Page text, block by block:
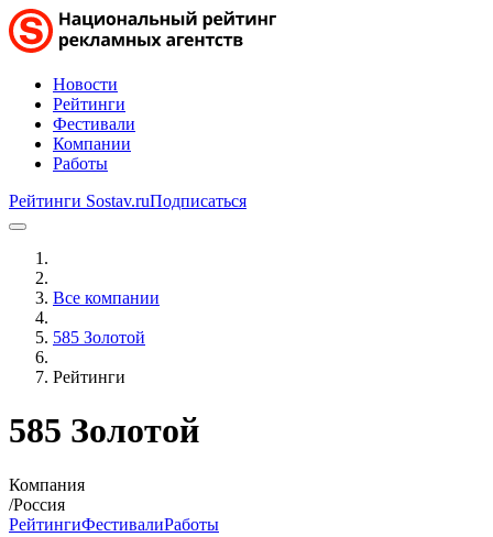
Новости
Рейтинги
Фестивали
Компании
Работы
Рейтинги Sostav.ruПодписаться
Все компании
585 Золотой
Рейтинги
585 Золотой
Компания
/Россия
РейтингиФестивалиРаботы